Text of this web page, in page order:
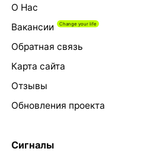
О Нас
Вакансии
Обратная связь
Карта сайта
Отзывы
Обновления проекта
Сигналы